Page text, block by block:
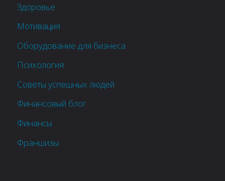
Здоровье
Мотивация
Оборудование для бизнеса
Психология
Советы успешных людей
Финансовый блог
Финансы
Франшизы